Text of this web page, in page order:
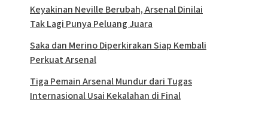
Keyakinan Neville Berubah, Arsenal Dinilai
Tak Lagi Punya Peluang Juara
Saka dan Merino Diperkirakan Siap Kembali
Perkuat Arsenal
Tiga Pemain Arsenal Mundur dari Tugas
Internasional Usai Kekalahan di Final